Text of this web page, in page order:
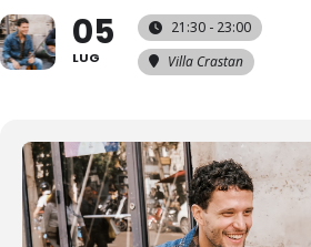
05
LUG
21:30 - 23:00
Villa Crastan